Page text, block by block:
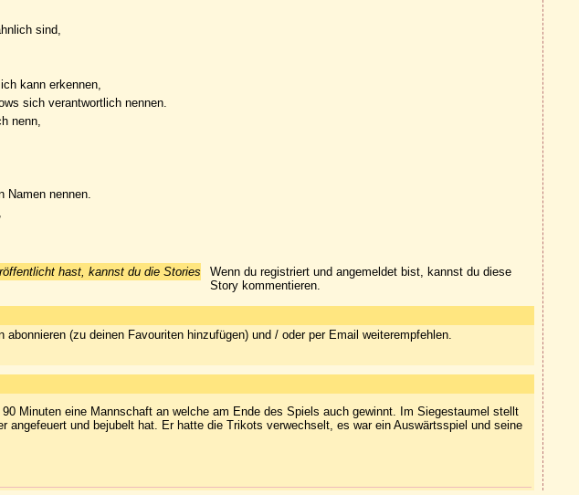
sind,
kann erkennen,
sich verantwortlich nennen.
nenn,
Namen nennen.
hast, kannst du die Stories
Wenn du registriert und angemeldet bist, kannst du diese
Story kommentieren.
(zu deinen Favouriten hinzufügen) und / oder per Email weiterempfehlen.
Minuten eine Mannschaft an welche am Ende des Spiels auch gewinnt. Im Siegestaumel stellt
und bejubelt hat. Er hatte die Trikots verwechselt, es war ein Auswärtsspiel und seine